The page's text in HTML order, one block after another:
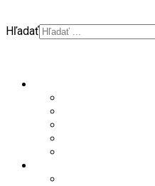
Hľadať